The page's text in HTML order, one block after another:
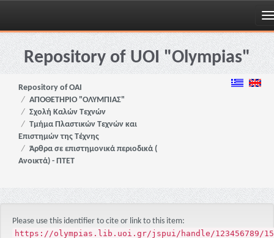
Skip
navigationRepository of UOI "Olympias"
Repository of OAI
ΑΠΟΘΕΤΗΡΙΟ "ΟΛΥΜΠΙΑΣ"
Σχολή Καλών Τεχνών
Τμήμα Πλαστικών Τεχνών και
Επιστημών της Τέχνης
Άρθρα σε επιστημονικά περιοδικά (
Ανοικτά) - ΠΤΕΤ
Please use this identifier to cite or link to this item:
https://olympias.lib.uoi.gr/jspui/handle/123456789/